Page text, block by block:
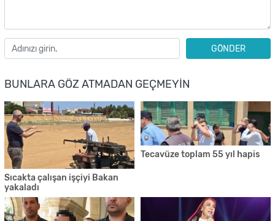
GÖNDER
BUNLARA GÖZ ATMADAN GEÇMEYIN
Sıcakta çalışan işçiyi Bakan
yakaladı
Tecavüze toplam 55 yıl hapis